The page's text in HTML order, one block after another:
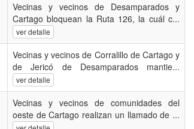
Vecinas y vecinos de Desamparados y
Cartago bloquean la Ruta 126, la cuál c...
ver detalle
Vecinas y vecinos de Corralillo de Cartago y
de Jericó de Desamparados mantie...
ver detalle
Vecinas y vecinos de comunidades del
oeste de Cartago realizan un llamado de ...